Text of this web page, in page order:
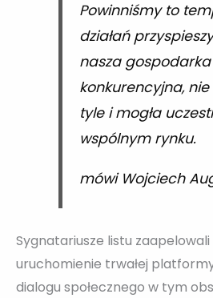
Powinniśmy to
działań
nasza
konkurencyjna, nie
tyle i mogła
wspólnym rynku.
mówi Wojciech
Sygnatariusze listu zaapelowali
uruchomienie trwałej
dialogu społecznego w tym